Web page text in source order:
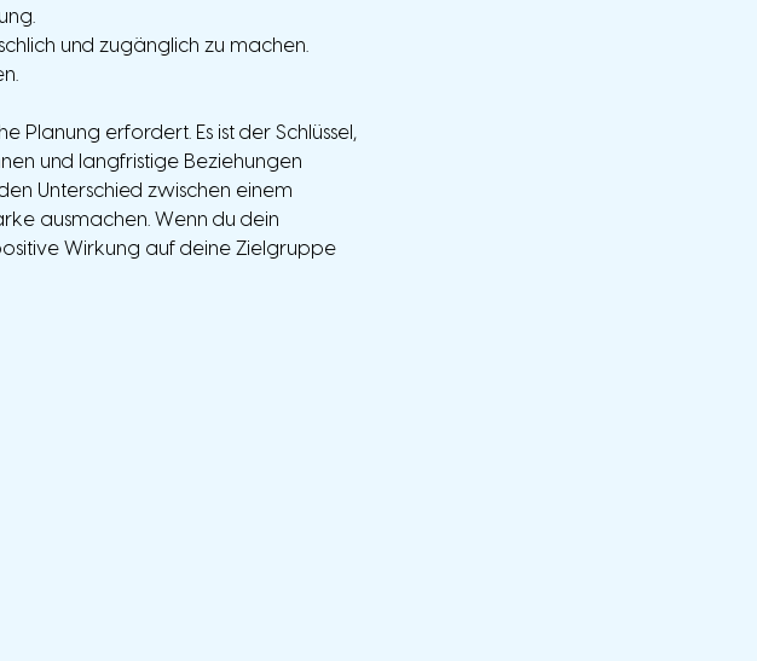
und zugänglich zu machen.
Planung erfordert. Es ist der Schlüssel,
und langfristige Beziehungen
Unterschied zwischen einem
ausmachen. Wenn du dein
Wirkung auf deine Zielgruppe